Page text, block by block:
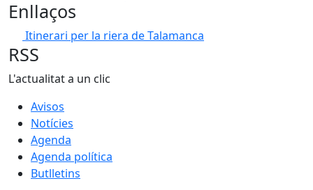
Enllaços
Itinerari per la riera de Talamanca
RSS
L'actualitat a un clic
Avisos
Notícies
Agenda
Agenda política
Butlletins